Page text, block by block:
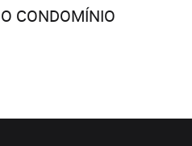
CONDOMÍNIO